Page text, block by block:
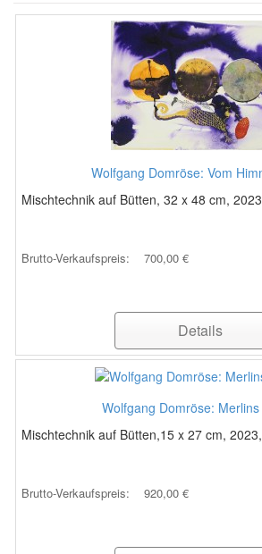
Wolfgang Domröse: Vom
Mischtechnik auf Bütten, 32 x 48 cm,
Brutto-Verkaufspreis: 700,00 €
Details
Wolfgang Domröse:
Mischtechnik auf Bütten,15 x 27 cm,
Brutto-Verkaufspreis: 920,00 €